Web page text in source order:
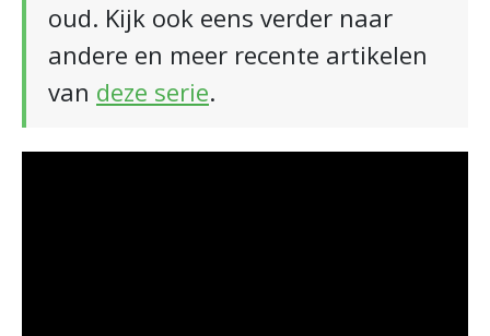
oud. Kijk ook eens verder naar
andere en meer recente artikelen
van deze serie.